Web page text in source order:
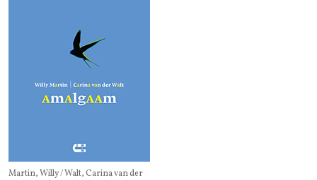
Martin, Willy / Walt, Carina van der